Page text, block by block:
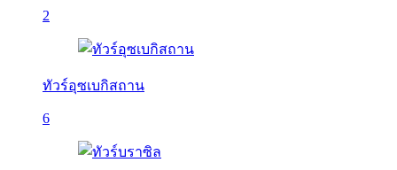
2
ทัวร์อุซเบกิสถาน
6